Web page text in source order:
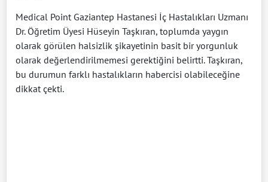
Medical Point Gaziantep Hastanesi İç Hastalıkları Uzmanı
Dr. Öğretim Üyesi Hüseyin Taşkıran, toplumda yaygın
olarak görülen halsizlik şikayetinin basit bir yorgunluk
olarak değerlendirilmemesi gerektiğini belirtti. Taşkıran,
bu durumun farklı hastalıkların habercisi olabileceğine
dikkat çekti.